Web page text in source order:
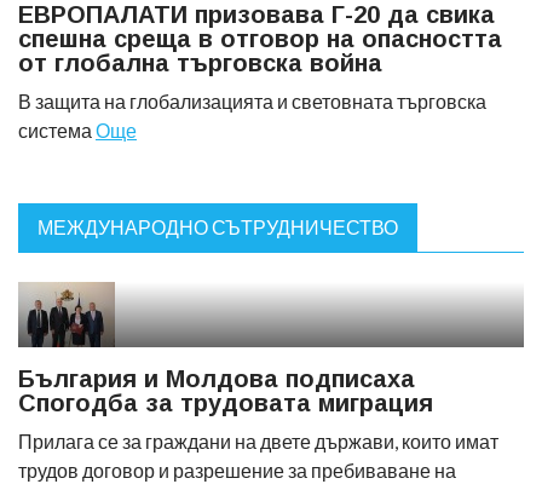
ЕВРОПАЛАТИ призовава Г-20 да свика
спешна среща в отговор на опасността
от глобална търговска война
В защита на глобализацията и световната търговска
система Още
МЕЖДУНАРОДНО СЪТРУДНИЧЕСТВО
България и Молдова подписаха
Спогодба за трудовата миграция
Прилага се за граждани на двете държави, които имат
трудов договор и разрешение за пребиваване на